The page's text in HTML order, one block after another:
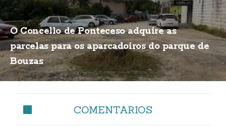
O Concello de Ponteceso adquire as
parcelas para os aparcadoiros do parque de
Bouzas
COMENTARIOS